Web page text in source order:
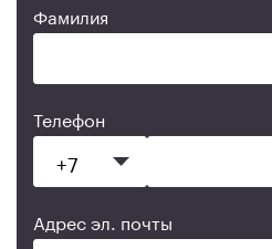
Фамилия
Телефон
Адрес эл. почты